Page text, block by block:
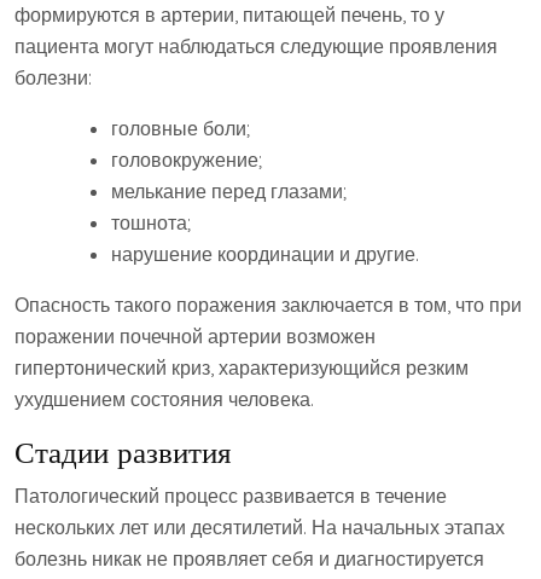
формируются в артерии, питающей печень, то у
пациента могут наблюдаться следующие проявления
болезни:
головные боли;
головокружение;
мелькание перед глазами;
тошнота;
нарушение координации и другие.
Опасность такого поражения заключается в том, что при
поражении почечной артерии возможен
гипертонический криз, характеризующийся резким
ухудшением состояния человека.
Стадии развития
Патологический процесс развивается в течение
нескольких лет или десятилетий. На начальных этапах
болезнь никак не проявляет себя и диагностируется